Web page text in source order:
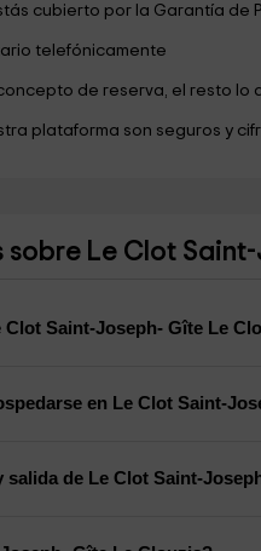
cubierto por la Garantía de
telefónicamente
de reserva, el resto lo
plataforma son seguros y
sobre Le Clot
Saint-Joseph- Gîte Le
en Le Clot Saint-
Cuál es el horario de entrada y salida de